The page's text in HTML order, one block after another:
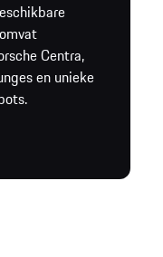
Centra,
en unieke